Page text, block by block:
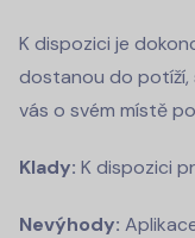
K dispozici je
dostanou do
vás o svém místě
Klady: K dispozici
Nevýhody: